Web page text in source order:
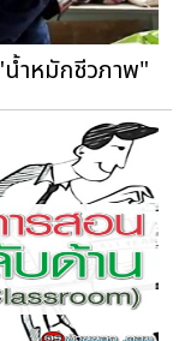
ำหมักชีวภาพ"